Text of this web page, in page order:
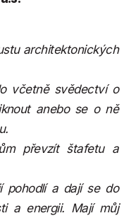
architektonických
včetně svědectví o
anebo se o ně
převzít štafetu a
pohodlí a dají se do
a energii. Mají můj